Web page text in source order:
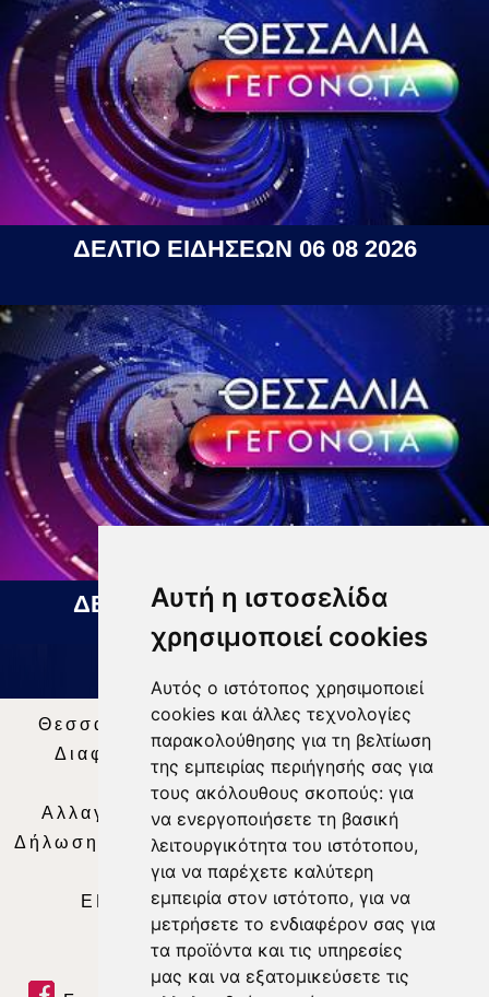
Αυτή η ιστοσελίδα
χρησιμοποιεί cookies
Αυτός ο ιστότοπος χρησιμοποιεί
cookies και άλλες τεχνολογίες
παρακολούθησης για τη βελτίωση
της εμπειρίας περιήγησής σας για
τους ακόλουθους σκοπούς: για
να ενεργοποιήσετε τη βασική
λειτουργικότητα του ιστότοπου,
για να παρέχετε καλύτερη
εμπειρία στον ιστότοπο, για να
μετρήσετε το ενδιαφέρον σας για
τα προϊόντα και τις υπηρεσίες
μας και να εξατομικεύσετε τις
ΔΕΛΤΙΟ ΕΙΔΗΣΕΩΝ 06 08 2026
ΔΕΛΤΙΟ ΕΙΔΗΣΕΩΝ 07 08 2026
Θεσσαλία Τηλεόραση|SNG Services
Διαφήμιση | Όροι Χρήσης |Δήλωση
Απορρήτου |
Περιεχόμενο
Αλλαγή Προτιμήσεων για τα Cookies
Δήλωση συμμόρφωσης με τη σύσταση (ΕΕ)
2018/334|Ταυτότητα
ΕΝΗΜΕΡΩΣΗ |WEB TV| LIVE